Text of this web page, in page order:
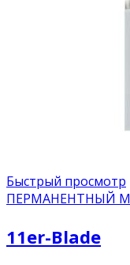
Быстрый просмотр
ПЕРМАНЕНТНЫЙ
11er-Blade